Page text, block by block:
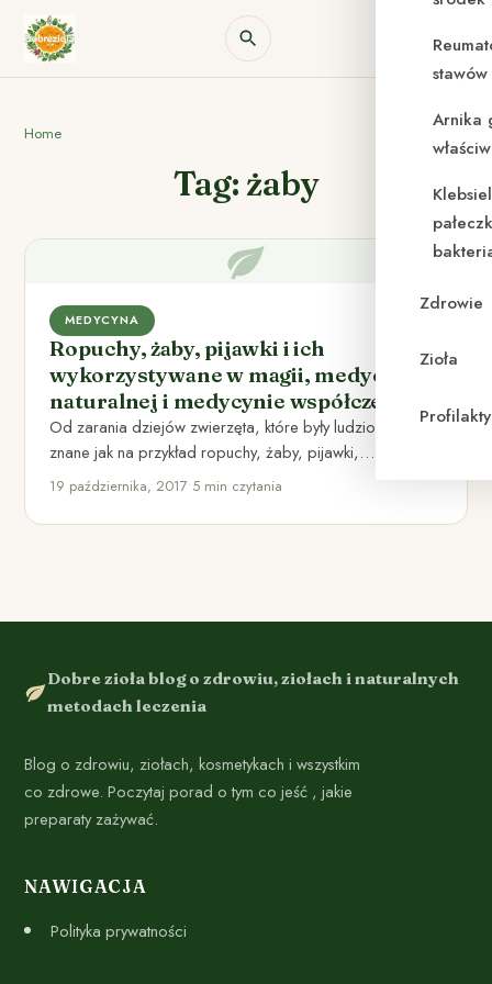
Arnika
Zdrowie
Zioła
Home
Tag: żaby
MEDYCYNA
Ropuchy, żaby, pijawki i ich
wykorzystywane w magii, medycynie
naturalnej i medycynie współczesnej
Od zarania dziejów zwierzęta, które były ludziom mało
znane jak na przykład ropuchy, żaby, pijawki,
wykorzystywane były przez…
19 października, 2017•5 min czytania
Dobre zioła blog o zdrowiu, ziołach i naturalnych
metodach leczenia
Blog o zdrowiu, ziołach, kosmetykach i wszystkim
co zdrowe. Poczytaj porad o tym co jeść , jakie
preparaty zażywać.
NAWIGACJA
Polityka prywatności